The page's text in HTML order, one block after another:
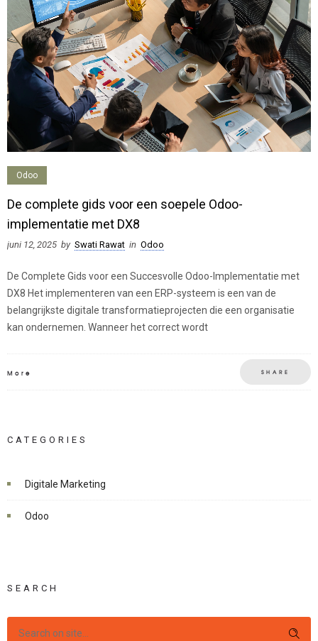
Odoo
De complete gids voor een soepele Odoo-
implementatie met DX8
juni 12, 2025 by Swati Rawat in Odoo
De Complete Gids voor een Succesvolle Odoo-Implementatie met
DX8 Het implementeren van een ERP-systeem is een van de
belangrijkste digitale transformatieprojecten die een organisatie
kan ondernemen. Wanneer het correct wordt
More SHARE
CATEGORIES
Digitale Marketing
Odoo
SEARCH